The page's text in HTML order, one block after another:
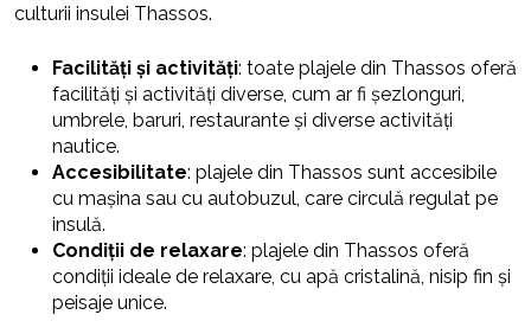
culturii insulei Thassos.
Facilități și activități: toate plajele din Thassos oferă
facilități și activități diverse, cum ar fi șezlonguri,
umbrele, baruri, restaurante și diverse activități
nautice.
Accesibilitate: plajele din Thassos sunt accesibile
cu mașina sau cu autobuzul, care circulă regulat pe
insulă.
Condiții de relaxare: plajele din Thassos oferă
condiții ideale de relaxare, cu apă cristalină, nisip fin și
peisaje unice.